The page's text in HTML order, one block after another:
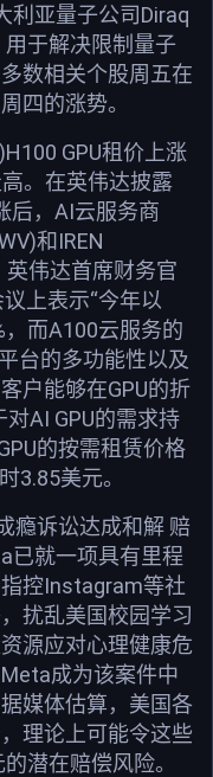
利亚量子公司Diraq
于解决限制量子
数相关个股周五在
四的涨势。
GPU租价上涨
。在英伟达披露
后，AI云服务商
和IREN
英伟达首席财务官
上表示“今年以
而A100云服务的
台的多功能性以及
户能够在GPU的折
对AI GPU的需求持
的按需租赁价格
3.85美元。
瘾诉讼达成和解 赔
已就一项具有里程
控Instagram等社
扰乱美国校园学习
源应对心理健康危
成为该案件中
媒体估算，美国各
理论上可能令这些
潜在赔偿风险。